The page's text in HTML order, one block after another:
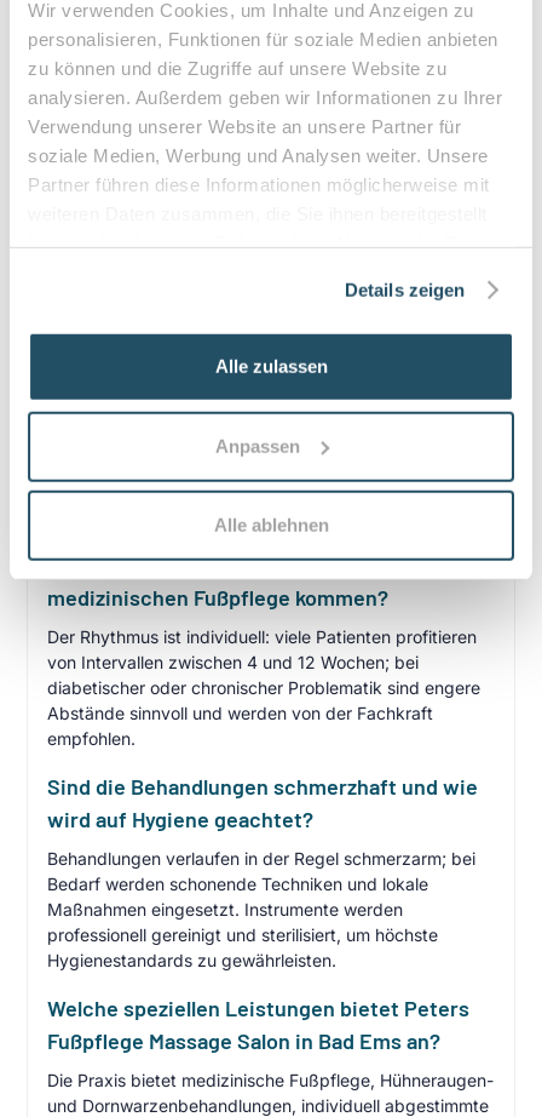
Wir verwenden Cookies, um Inhalte und Anzeigen zu
personalisieren, Funktionen für soziale Medien anbieten
zu können und die Zugriffe auf unsere Website zu
analysieren. Außerdem geben wir Informationen zu Ihrer
Verwendung unserer Website an unsere Partner für
soziale Medien, Werbung und Analysen weiter. Unsere
Partner führen diese Informationen möglicherweise mit
Details zeigen
Alle zulassen
Anpassen
Alle ablehnen
Zuzahlung & Kosten:
10% Zuzahlung pro Behandlung (mind. 5€, max. 10€)
Befreiung bei chronischen Erkrankungen möglich
Hausbesuche bei medizinischer Notwendigkeit
Behandlung von Nagel- und Hautproblemen, Prävention
sowie Schmerzlinderung; sie ist besonders geeignet für
chronischen Hornhautschwielen oder wiederkehrenden
Wie häufig sollten Patienten zur
medizinischen Fußpflege kommen?
Der Rhythmus ist individuell: viele Patienten profitieren
von Intervallen zwischen 4 und 12 Wochen; bei
diabetischer oder chronischer Problematik sind engere
Abstände sinnvoll und werden von der Fachkraft
empfohlen.
Sind die Behandlungen schmerzhaft und wie
wird auf Hygiene geachtet?
Behandlungen verlaufen in der Regel schmerzarm; bei
Bedarf werden schonende Techniken und lokale
Maßnahmen eingesetzt. Instrumente werden
professionell gereinigt und sterilisiert, um höchste
Hygienestandards zu gewährleisten.
Welche speziellen Leistungen bietet Peters
Fußpflege Massage Salon in Bad Ems an?
Die Praxis bietet medizinische Fußpflege, Hühneraugen-
und Dornwarzenbehandlungen, individuell abgestimmte